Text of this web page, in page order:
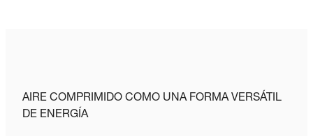
AIRE COMPRIMIDO COMO UNA FORMA VERSÁTIL
DE ENERGÍA